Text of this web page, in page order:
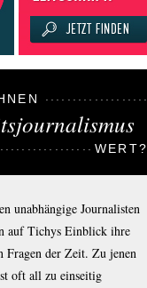
WERT?
unabhängige Journalisten
auf Tichys Einblick ihre
Fragen der Zeit. Zu jenen
oft all zu einseitig